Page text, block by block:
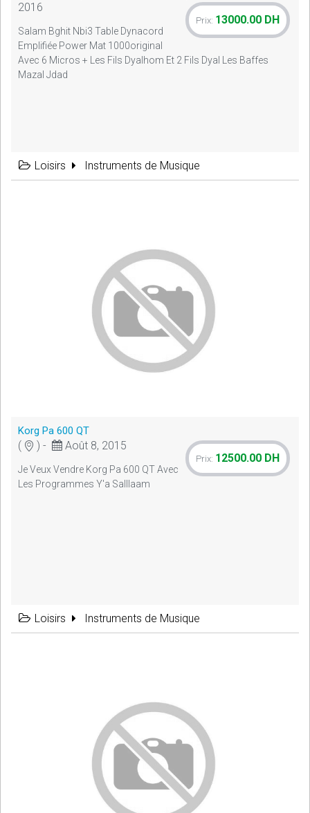
2016
Prix: 13000.00 DH
Salam Bghit Nbi3 Table Dynacord
Emplifiée Power Mat 1000original
Avec 6 Micros + Les Fils Dyalhom Et 2 Fils Dyal Les Baffes
Mazal Jdad
Loisirs Instruments de Musique
Korg Pa 600 QT
( ) - Août 8, 2015
Prix: 12500.00 DH
Je Veux Vendre Korg Pa 600 QT Avec
Les Programmes Y'a Salllaam
Loisirs Instruments de Musique